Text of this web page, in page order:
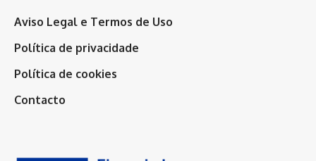
Aviso Legal e Termos de Uso
Política de privacidade
Política de cookies
Contacto